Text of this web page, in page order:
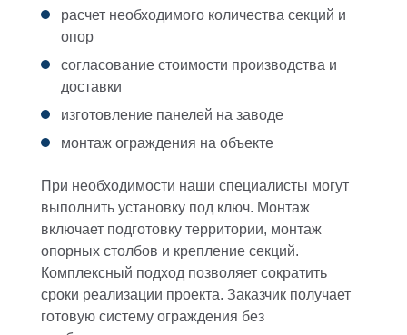
расчет необходимого количества секций и
опор
согласование стоимости производства и
доставки
изготовление панелей на заводе
монтаж ограждения на объекте
При необходимости наши специалисты могут
выполнить установку под ключ. Монтаж
включает подготовку территории, монтаж
опорных столбов и крепление секций.
Комплексный подход позволяет сократить
сроки реализации проекта. Заказчик получает
готовую систему ограждения без